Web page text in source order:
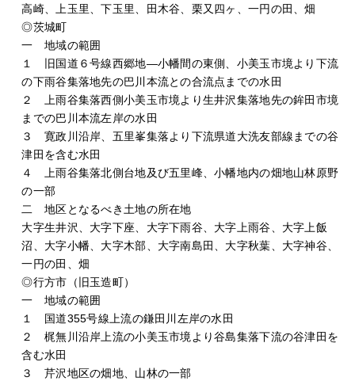
高崎、上玉里、下玉里、田木谷、栗又四ヶ、一円の田、畑
◎茨城町
一 地域の範囲
１ 旧国道６号線西郷地―小幡間の東側、小美玉市境より下流
の下雨谷集落地先の巴川本流との合流点までの水田
２ 上雨谷集落西側小美玉市境より生井沢集落地先の鉾田市境
までの巴川本流左岸の水田
３ 寛政川沿岸、五里峯集落より下流県道大洗友部線までの谷
津田を含む水田
４ 上雨谷集落北側台地及び五里峰、小幡地内の畑地山林原野
の一部
二 地区となるべき土地の所在地
大字生井沢、大字下座、大字下雨谷、大字上雨谷、大字上飯
沼、大字小幡、大字木部、大字南島田、大字秋葉、大字神谷、
一円の田、畑
◎行方市（旧玉造町）
一 地域の範囲
１ 国道355号線上流の鎌田川左岸の水田
２ 梶無川沿岸上流の小美玉市境より谷島集落下流の谷津田を
含む水田
３ 芹沢地区の畑地、山林の一部